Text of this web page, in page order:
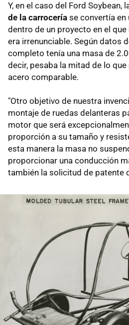
Y, en el caso del Ford Soybean,
de la carrocería se convertía en
dentro de un proyecto en el
era irrenunciable. Según datos
completo tenía una masa de
decir, pesaba la mitad de lo
acero comparable.
"Otro objetivo de nuestra
montaje de ruedas delanteras
motor que será
proporción a su tamaño y
esta manera la masa no
proporcionar una conducción
también la solicitud de patente